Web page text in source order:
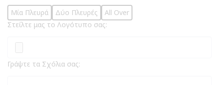
Μία Πλευρά Δύο Πλευρές
All Over
Στείλτε μας το Λογότυπο σας:
Γράψτε τα Σχόλια σας: